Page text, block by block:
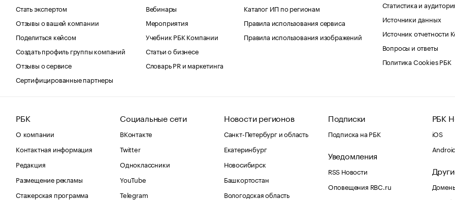
Стать экспертом
Отзывы о вашей компании
Поделиться кейсом
Создать профиль группы компаний
Отзывы о сервисе
Сертифицированные партнеры
Вебинары
Мероприятия
Учебник РБК Компании
Статьи о бизнесе
Словарь PR и маркетинга
Каталог ИП по регионам
Правила использования сервиса
Правила использования изображений
Статистика и
Источники данных
Источник отчетности
Вопросы и ответы
Политика Cookies РБК
РБК
О компании
Контактная информация
Редакция
Размещение рекламы
Стажерская программа
Социальные сети
ВКонтакте
Twitter
Одноклассники
YouTube
Telegram
Новости регионов
Санкт-Петербург и область
Екатеринбург
Новосибирск
Башкортостан
Вологодская область
Подписки
Подписка на РБК
Уведомления
RSS Новости
Оповещения RBC.ru
РБК
iOS